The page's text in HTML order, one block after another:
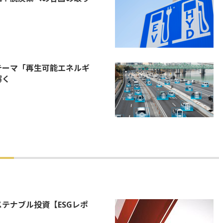
マ「再生可能エネルギ
ナブル投資【ESGレポ